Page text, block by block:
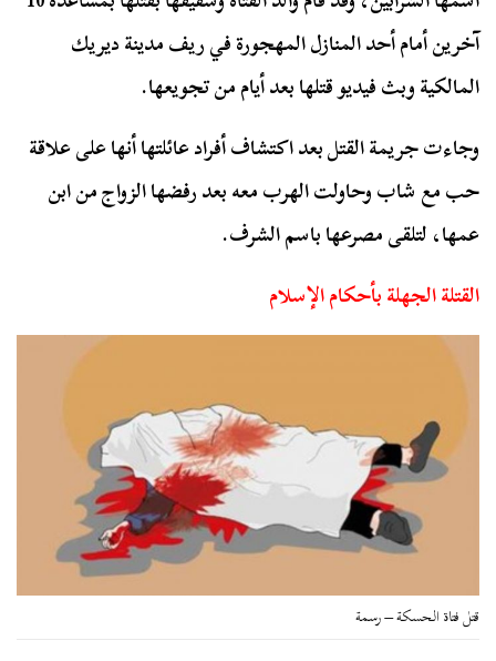
آخرين أمام أحد المنازل المهجورة في ريف مدينة ديريك
المالكية وبث فيديو قتلها بعد أيام من تجويعها.
وجاءت جريمة القتل بعد اكتشاف أفراد عائلتها أنها على علاقة
حب مع شاب وحاولت الهرب معه بعد رفضها الزواج من ابن
عمها، لتلقى مصرعها باسم الشرف.
القتلة الجهلة بأحكام الإسلام
قتل فتاة الحسكة – رسمة